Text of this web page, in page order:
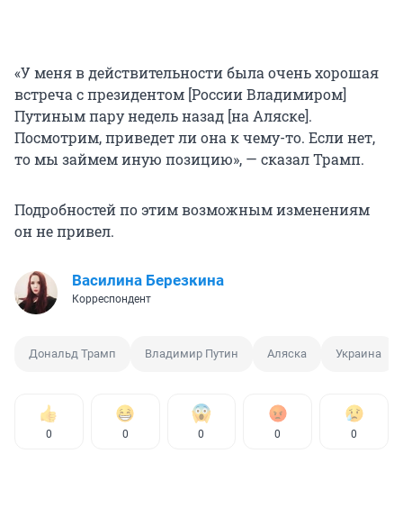
«У меня в действительности была очень хорошая
встреча с президентом [России Владимиром]
Путиным пару недель назад [на Аляске].
Посмотрим, приведет ли она к чему-то. Если нет,
то мы займем иную позицию», — сказал Трамп.
Подробностей по этим возможным изменениям
он не привел.
Василина Березкина
Корреспондент
Дональд Трамп Владимир Путин Аляска Украина
0 0 0 0 0